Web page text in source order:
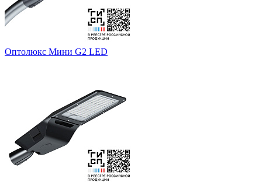
Оптолюкс Мини G2 LED